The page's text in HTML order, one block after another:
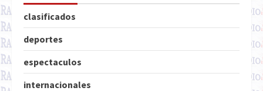
clasificados
deportes
espectaculos
internacionales